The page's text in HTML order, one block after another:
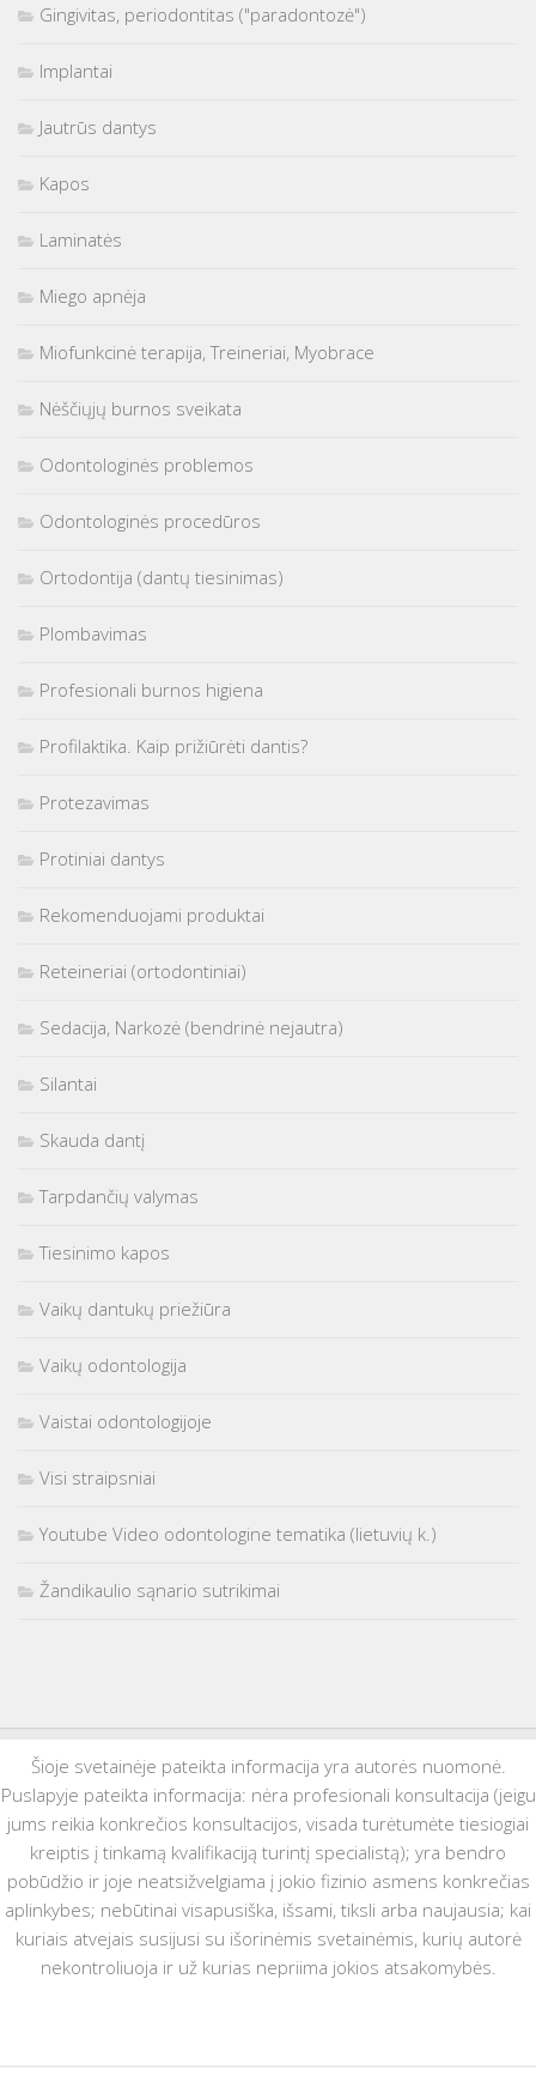
Gingivitas, periodontitas ("paradontozė")
Implantai
Jautrūs dantys
Kapos
Laminatės
Miego apnėja
Miofunkcinė terapija, Treineriai, Myobrace
Nėščiųjų burnos sveikata
Odontologinės problemos
Odontologinės procedūros
Ortodontija (dantų tiesinimas)
Plombavimas
Profesionali burnos higiena
Profilaktika. Kaip prižiūrėti dantis?
Protezavimas
Protiniai dantys
Rekomenduojami produktai
Reteineriai (ortodontiniai)
Sedacija, Narkozė (bendrinė nejautra)
Silantai
Skauda dantį
Tarpdančių valymas
Tiesinimo kapos
Vaikų dantukų priežiūra
Vaikų odontologija
Vaistai odontologijoje
Visi straipsniai
Youtube Video odontologine tematika (lietuvių k.)
Žandikaulio sąnario sutrikimai
Šioje svetainėje pateikta informacija yra autorės nuomonė.
Puslapyje pateikta informacija: nėra profesionali konsultacija (jeigu
jums reikia konkrečios konsultacijos, visada turėtumėte tiesiogiai
kreiptis į tinkamą kvalifikaciją turintį specialistą); yra bendro
pobūdžio ir joje neatsižvelgiama į jokio fizinio asmens konkrečias
aplinkybes; nebūtinai visapusiška, išsami, tiksli arba naujausia; kai
kuriais atvejais susijusi su išorinėmis svetainėmis, kurių autorė
nekontroliuoja ir už kurias nepriima jokios atsakomybės.